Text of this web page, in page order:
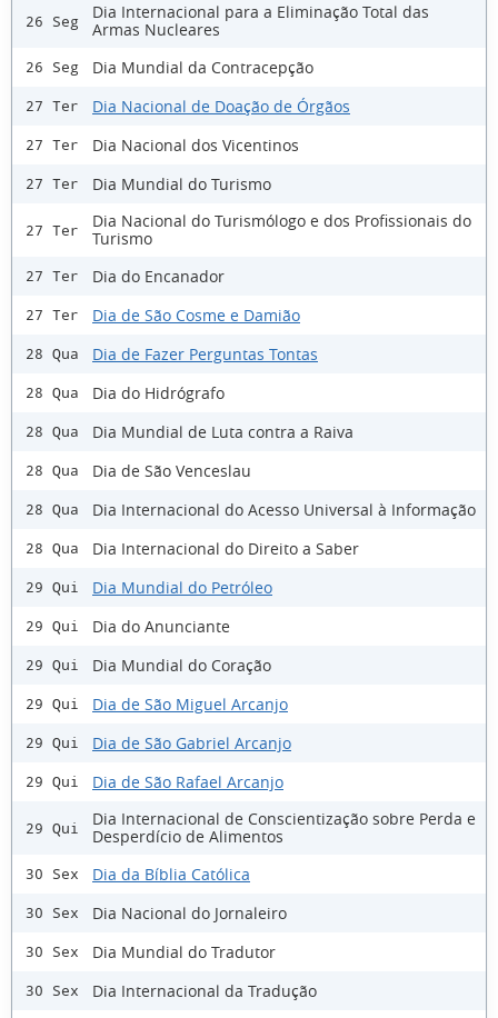
26 Seg
Dia Internacional para a Eliminação Total das
Armas Nucleares
26 Seg Dia Mundial da Contracepção
27 Ter Dia Nacional de Doação de Órgãos
27 Ter Dia Nacional dos Vicentinos
27 Ter Dia Mundial do Turismo
27 Ter
Dia Nacional do Turismólogo e dos Profissionais do
Turismo
27 Ter Dia do Encanador
27 Ter Dia de São Cosme e Damião
28 Qua Dia de Fazer Perguntas Tontas
28 Qua Dia do Hidrógrafo
28 Qua Dia Mundial de Luta contra a Raiva
28 Qua Dia de São Venceslau
28 Qua Dia Internacional do Acesso Universal à Informação
28 Qua Dia Internacional do Direito a Saber
29 Qui Dia Mundial do Petróleo
29 Qui Dia do Anunciante
29 Qui Dia Mundial do Coração
29 Qui Dia de São Miguel Arcanjo
29 Qui Dia de São Gabriel Arcanjo
29 Qui Dia de São Rafael Arcanjo
29 Qui
Dia Internacional de Conscientização sobre Perda e
Desperdício de Alimentos
30 Sex Dia da Bíblia Católica
30 Sex Dia Nacional do Jornaleiro
30 Sex Dia Mundial do Tradutor
30 Sex Dia Internacional da Tradução